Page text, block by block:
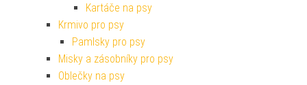
Kartáče na psy
Krmivo pro psy
Pamlsky pro psy
Misky a zásobníky pro psy
Oblečky na psy